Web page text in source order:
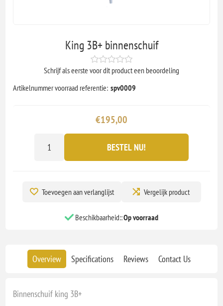
King 3B+ binnenschuif
Schrijf als eerste voor dit product een beoordeling
Artikelnummer voorraad referentie: spv0009
€195,00
BESTEL NU!
Toevoegen aan verlanglijst Vergelijk product
Beschikbaarheid::Op voorraad
Overview Specifications Reviews Contact Us
Binnenschuif king 3B+